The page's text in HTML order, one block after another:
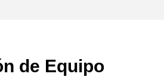
de Equipo